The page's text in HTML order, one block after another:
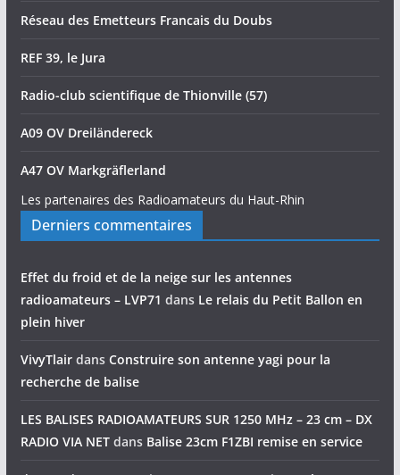
Réseau des Emetteurs Francais du Doubs
REF 39, le Jura
Radio-club scientifique de Thionville (57)
A09 OV Dreiländereck
A47 OV Markgräflerland
Les partenaires des Radioamateurs du Haut-Rhin
Derniers commentaires
Effet du froid et de la neige sur les antennes
radioamateurs – LVP71 dans Le relais du Petit Ballon en
plein hiver
VivyTlairdans Construire son antenne yagi pour la
recherche de balise
LES BALISES RADIOAMATEURS SUR 1250 MHz – 23 cm – DX
RADIO VIA NETdans Balise 23cm F1ZBI remise en service